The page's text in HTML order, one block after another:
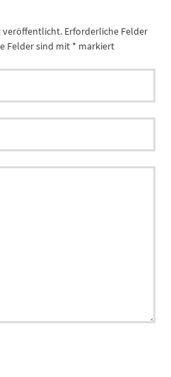
veröffentlicht. Erforderliche Felder
Felder sind mit * markiert